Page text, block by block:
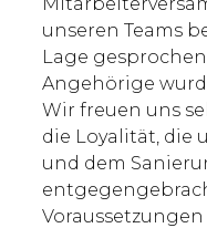
unseren Teams
Lage
Angehörige
Wir freuen uns
die Loyalität, die
und dem